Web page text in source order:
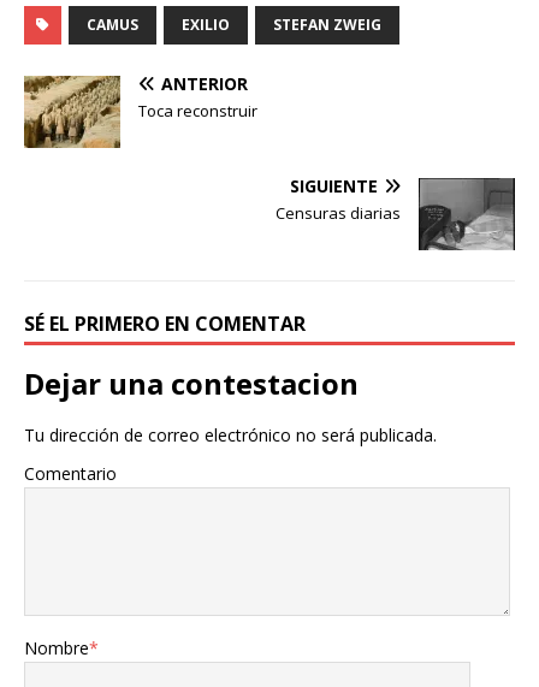
CAMUS EXILIO STEFAN ZWEIG
ANTERIOR
Toca reconstruir
SIGUIENTE
Censuras diarias
SÉ EL PRIMERO EN COMENTAR
Dejar una contestacion
Tu dirección de correo electrónico no será publicada.
Comentario
Nombre*